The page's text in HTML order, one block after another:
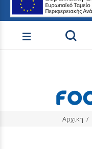
Αναζήτηση προϊόντων
Αρχικη